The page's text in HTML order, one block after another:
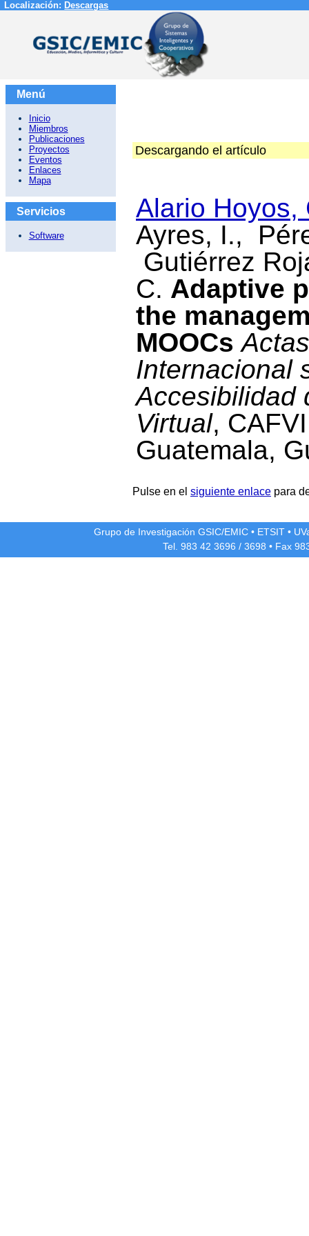
Localización: Descargas
Menú
Inicio
Miembros
Publicaciones
Proyectos
Eventos
Enlaces
Mapa
Servicios
Software
Descargando el artículo
Alario Hoyos,
Ayres, I.,
Gutiérrez
C. Adaptive
the
MOOCs
Internacional
Accesibilidad
Virtual,
Guatemala,
Pulse en el siguiente enlace para
Grupo de Investigación GSIC/EMIC • ETSIT •
Tel. 983 42 3696 / 3698 • Fax